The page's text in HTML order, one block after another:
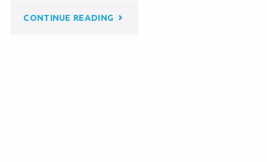
b o
CONTINUE READING"景